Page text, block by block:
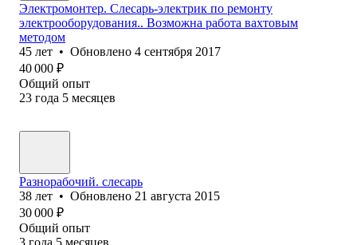
Электромонтер. Слесарь-электрик по ремонту
электрооборудования.. Возможна работа вахтовым
методом
45 лет • Обновлено 4 сентября 2017
40 000 ₽
Общий опыт
23 года 5 месяцев
Разнорабочий. слесарь
38 лет • Обновлено 21 августа 2015
30 000 ₽
Общий опыт
3 года 5 месяцев